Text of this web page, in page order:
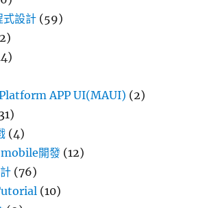
設計 (59)
APP UI(MAUI) (2)
(4)
開發 (12)
(76)
(10)